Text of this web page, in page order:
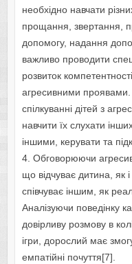
необхідно навчати
прощання, звертання,
допомогу, надання
важливо проводити
розвиток
агресивними проявами.
спілкуванні дітей з
навчити їх слухати
іншими, керувати та
4. Обговорюючи
що відчуває дитина, як
співчуває іншим, як
Аналізуючи поведінку
довірливу розмову в
ігри, дорослий має
емпатійні почуття[7].